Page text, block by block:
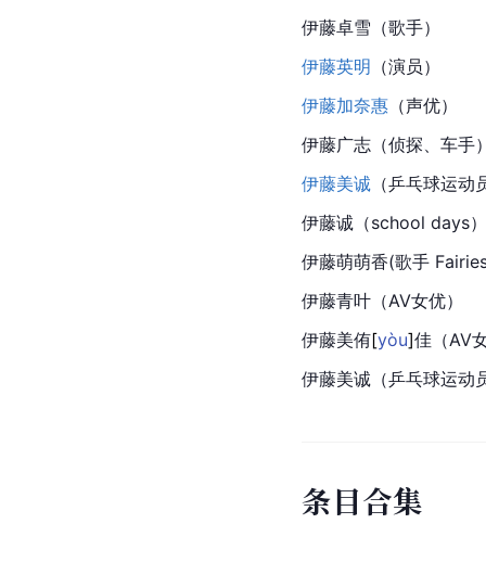
伊藤卓雪（歌手）
伊藤英明 （演员）
伊藤加奈惠 （声优）
伊藤广志（侦探、车手
伊藤美诚 （乒乓球运动
伊藤诚 （school days）
伊藤萌萌香(歌手
伊藤青叶 （AV女优）
伊藤美侑[yòu]佳（AV
伊藤美诚（乒乓球运动
条目合集